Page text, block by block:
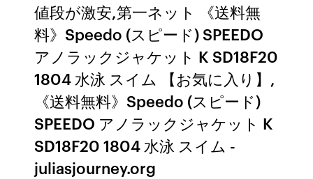
値段が激安,第一ネット 《送料無
料》Speedo (スピード) SPEEDO
アノラックジャケット K SD18F20
1804 水泳 スイム 【お気に入り】,
《送料無料》Speedo (スピード)
SPEEDO アノラックジャケット K
SD18F20 1804 水泳 スイム -
juliasjourney.org